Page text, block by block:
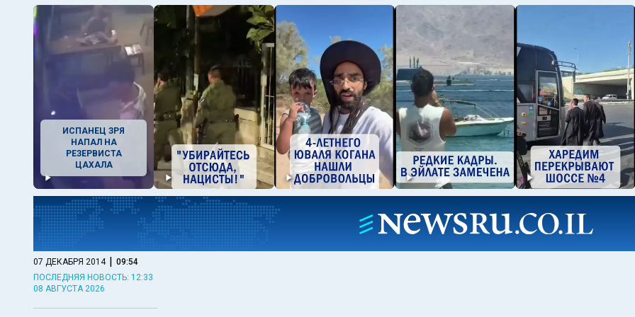
ИСПАНЕЦ ЗРЯ
НАПАЛ НА
РЕЗЕРВИСТА
ЦАХАЛА
07 ДЕКАБРЯ 2014 | 09:54
ПОСЛЕДНЯЯ НОВОСТЬ: 12:33
08 АВГУСТА 2026